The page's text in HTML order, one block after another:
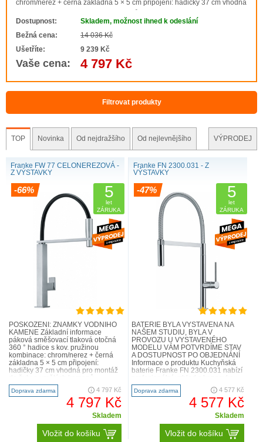
chrom/nerez + černá základna 5 × 5 cm připojení: hadičky 37 cm vhodná
Výprodej expozice N..
Dostupnost:
Skladem, možnost ihned k odeslání
Bežná cena:
14 036 Kč
Ušetříte:
9 239 Kč
Vaše cena: 4 797 Kč
Filtrovat produkty
TOP Novinka Od nejdražšího Od nejlevnějšího VÝPRODEJ
Franke FW 77 CELONEREZOVÁ -
Z VÝSTAVKY
-66% 5
let
ZÁRUKA
POŠKOZENÍ: ZNÁMKY VODNÍHO
KAMENE Základní informace
páková směšovací tlaková otočná
360 ° hadice s kov. pružinou
kombinace: chrom/nerez + černá
základna 5 × 5 cm připojení:
hadičky 37 cm vhodná pro montáž
Kuchyňské baterie z expozice ..
Doprava zdarma 4 797 Kč
4 797 Kč
Skladem
Vložit do košíku
Franke FN 2300.031 - Z
VÝSTAVKY
-47% 5
let
ZÁRUKA
BATERIE BYLA VYSTAVENA NA
NAŠEM STUDIU, BYLA V
PROVOZU U VYSTAVENÉHO
MODELU VÁM POTVRDÍME STAV
A DOSTUPNOST PO OBJEDNÁNÍ
Informace o produktu Kuchyňská
baterie Franke FN 2300.031 nabízí
na pružině, která poskytuje
maximální volnost pohybu..
Doprava zdarma 4 577 Kč
4 577 Kč
Skladem
Vložit do košíku